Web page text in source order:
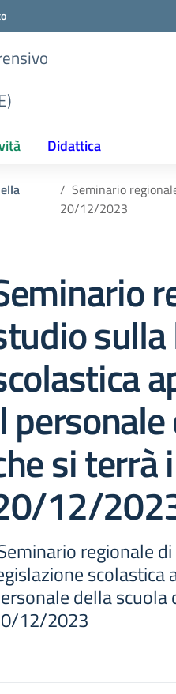
Didattica
Seminario
20/12/2023
si terrà
12/
regionale
scolastica
della scuola
12/2023